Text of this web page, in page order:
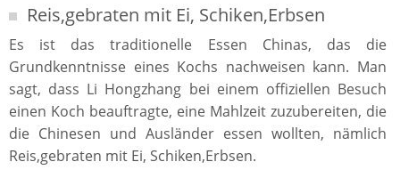
Reis,gebraten mit Ei, Schiken,Erbsen
Es ist das traditionelle Essen Chinas, das die
Grundkenntnisse eines Kochs nachweisen kann. Man
sagt, dass Li Hongzhang bei einem offiziellen Besuch
einen Koch beauftragte, eine Mahlzeit zuzubereiten, die
die Chinesen und Ausländer essen wollten, nämlich
Reis,gebraten mit Ei, Schiken,Erbsen.